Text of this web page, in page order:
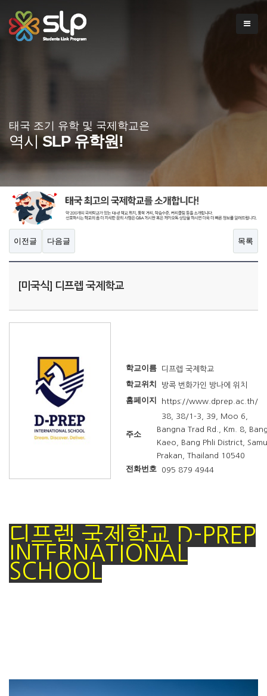
태국 조기 유학 및 국제학교은
역시SLP 유학원!
이전글 다음글 목록
[미국식] 디프렙 국제학교
학교이름 디프렙 국제학교
학교위치 방콕 번화가인 방나에 위치
홈페이지 https://www.dprep.ac.th/
주소
38, 38/1-3, 39, Moo 6,
Bangna Trad Rd., Km. 8,
Kaeo, Bang Phli District,
Prakan, Thailand 10540
전화번호 095 879 4944
디프렙 국제학교 D-PREP
INTERNATIONAL
SCHOOL